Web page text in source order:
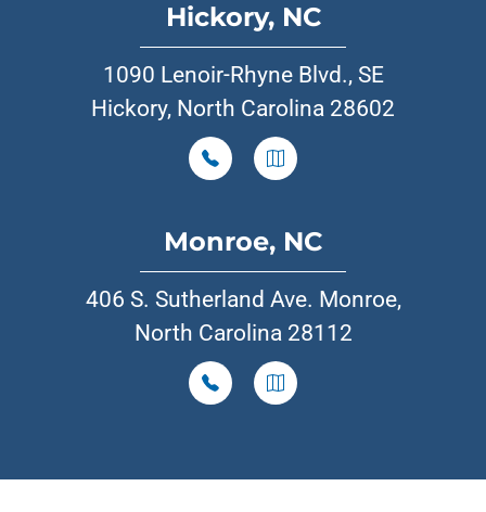
Hickory, NC
1090 Lenoir-Rhyne Blvd., SE
Hickory, North Carolina 28602
Monroe, NC
406 S. Sutherland Ave. Monroe,
North Carolina 28112